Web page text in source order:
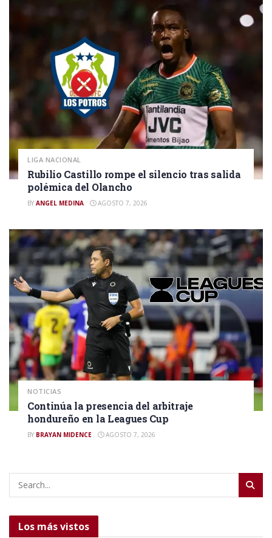
LIGA NACIONAL
Rubilio Castillo rompe el silencio tras salida
polémica del Olancho
BY ANGEL MEDINA AGOSTO 7, 2026
NOTICIAS
Continúa la presencia del arbitraje
hondureño en la Leagues Cup
BY BRAYAN MIDENCE AGOSTO 7, 2026
Los más vistos